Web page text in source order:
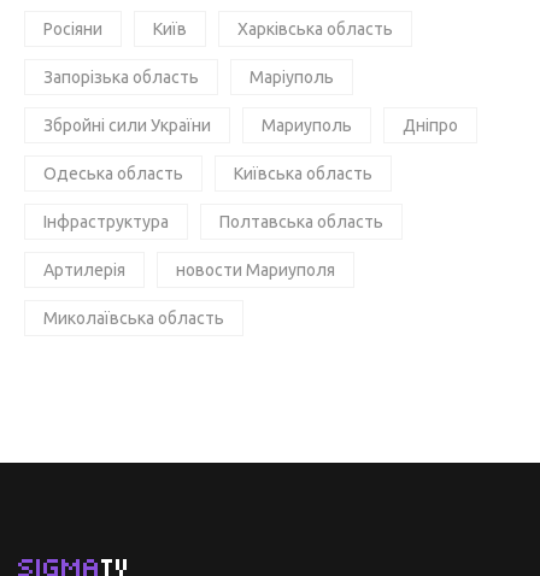
Росіяни Київ Харківська область
Запорізька область Маріуполь
Збройні сили України Мариуполь Дніпро
Одеська область Київська область
Інфраструктура Полтавська область
Артилерія новости Мариуполя
Миколаївська область
SIGMATV